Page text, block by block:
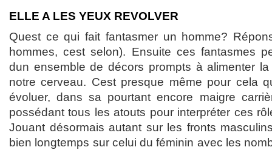
ELLE A LES YEUX REVOLVER
Quest ce qui fait fantasmer un homme?
hommes, cest selon). Ensuite ces fantasmes
dun ensemble de décors prompts à alimenter
notre cerveau. Cest presque même pour cela
évoluer, dans sa pourtant encore maigre
possédant tous les atouts pour interpréter ces
Jouant désormais autant sur les fronts
bien longtemps sur celui du féminin avec les